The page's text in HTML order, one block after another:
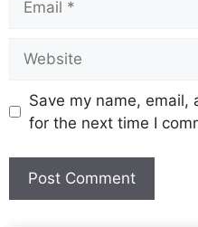
Save my name,
for the next time I